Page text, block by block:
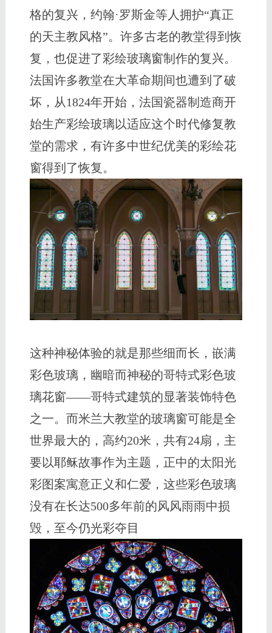
格的复兴，约翰·罗斯金等人拥护“真正
的天主教风格”。许多古老的教堂得到恢
复，也促进了彩绘玻璃窗制作的复兴。
法国许多教堂在大革命期间也遭到了破
坏，从1824年开始，法国瓷器制造商开
始生产彩绘玻璃以适应这个时代修复教
堂的需求，有许多中世纪优美的彩绘花
窗得到了恢复。
这种神秘体验的就是那些细而长，嵌满
彩色玻璃，幽暗而神秘的哥特式彩色玻
璃花窗——哥特式建筑的显著装饰特色
之一。而米兰大教堂的玻璃窗可能是全
世界最大的，高约20米，共有24扇，主
要以耶稣故事作为主题，正中的太阳光
彩图案寓意正义和仁爱，这些彩色玻璃
没有在长达500多年前的风风雨雨中损
毁，至今仍光彩夺目